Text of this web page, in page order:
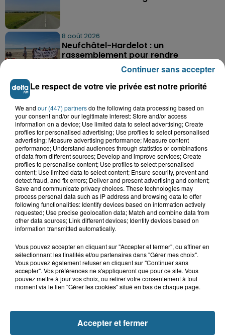
TOUTE L'ACTU LOCALE
8 août 2026
Neufchâtel-Hardelot : un
rassemblement pour rendre
hommage aux...
Violent accident à Cléty : quatre
blessés, deux femmes en urgence...
Le respect de votre vie privée est notre priorité
We and our (447) partnersdo the following data processing based on
your consent and/or our legitimate interest: Store and/or access
information on a device; Use limited data to select advertising; Create
profiles for personalised advertising; Use profiles to select personalised
advertising; Measure advertising performance; Measure content
performance; Understand audiences through statistics or combinations
of data from different sources; Develop and improve services; Create
profiles to personalise content; Use profiles to select personalised
content; Use limited data to select content; Ensure security, prevent and
detect fraud, and fix errors; Deliver and present advertising and content;
Save and communicate privacy choices. These technologies may
process personal data such as IP address and browsing data to offer
following functionalities: Identify devices based on information actively
requested; Use precise geolocation data; Match and combine data from
other data sources; Link different devices; Identify devices based on
information transmitted automatically.
Vous pouvez accepter en cliquant sur "Accepter et fermer", ou affiner en
sélectionnant les finalités et/ou partenaires dans "Gérer mes choix".
Vous pouvez également refuser en cliquant sur "Continuer sans
accepter". Vos préférences ne s'appliqueront que pour ce site. Vous
pouvez mettre à jour vos choix, ou retirer votre consentement à tout
moment via le lien "Gérer les cookies" situé en bas de chaque page.
Accepter et fermer
Continuer sans accepter